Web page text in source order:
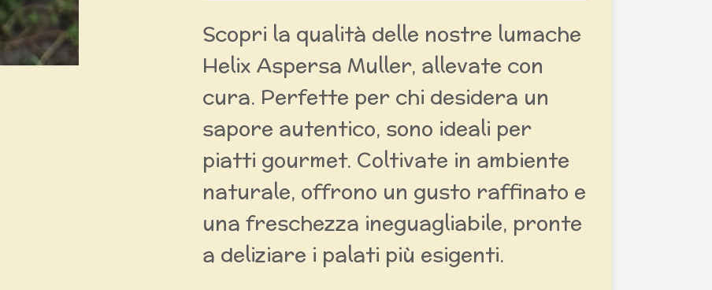
Scopri la qualità delle nostre lumache
Helix Aspersa Muller, allevate con
cura. Perfette per chi desidera un
sapore autentico, sono ideali per
piatti gourmet. Coltivate in ambiente
naturale, offrono un gusto raffinato e
una freschezza ineguagliabile, pronte
a deliziare i palati più esigenti.